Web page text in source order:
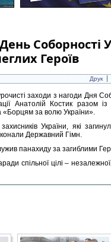
Соборності
Героїв
Друк
заходи з нагоди Дня
Анатолій Костик разом
«Борцям за волю України».
України, які
Державний Гімн.
панахиду за загиблими
спільної цілі –